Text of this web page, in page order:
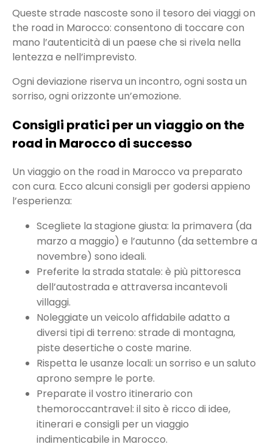
Queste strade nascoste sono il tesoro dei viaggi on
the road in Marocco: consentono di toccare con
mano l’autenticità di un paese che si rivela nella
lentezza e nell’imprevisto.
Ogni deviazione riserva un incontro, ogni sosta un
sorriso, ogni orizzonte un’emozione.
Consigli pratici per un viaggio on the
road in Marocco di successo
Un viaggio on the road in Marocco va preparato
con cura. Ecco alcuni consigli per godersi appieno
l’esperienza:
Scegliete la stagione giusta: la primavera (da
marzo a maggio) e l’autunno (da settembre a
novembre) sono ideali.
Preferite la strada statale: è più pittoresca
dell’autostrada e attraversa incantevoli
villaggi.
Noleggiate un veicolo affidabile adatto a
diversi tipi di terreno: strade di montagna,
piste desertiche o coste marine.
Rispetta le usanze locali: un sorriso e un saluto
aprono sempre le porte.
Preparate il vostro itinerario con
themoroccantravel: il sito è ricco di idee,
itinerari e consigli per un viaggio
indimenticabile in Marocco.